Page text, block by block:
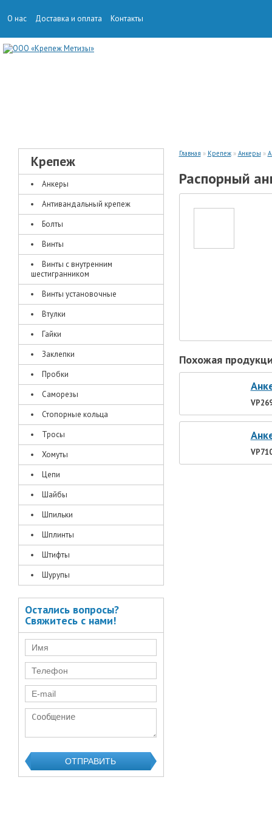
О нас Доставка и оплата Контакты
Крепеж
Анкеры
Антивандальный крепеж
Болты
Винты
Винты с внутренним
шестигранником
Винты установочные
Втулки
Гайки
Заклепки
Пробки
Саморезы
Стопорные кольца
Тросы
Хомуты
Цепи
Шайбы
Шпильки
Шплинты
Штифты
Шурупы
Остались вопросы?
Свяжитесь с нами!
Главная » Крепеж» Анкеры »
Распорный
Похожая